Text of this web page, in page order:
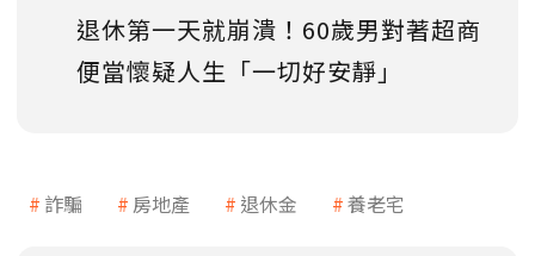
退休第一天就崩潰！60歲男對著超商
便當懷疑人生「一切好安靜」
詐騙 房地產 退休金 養老宅